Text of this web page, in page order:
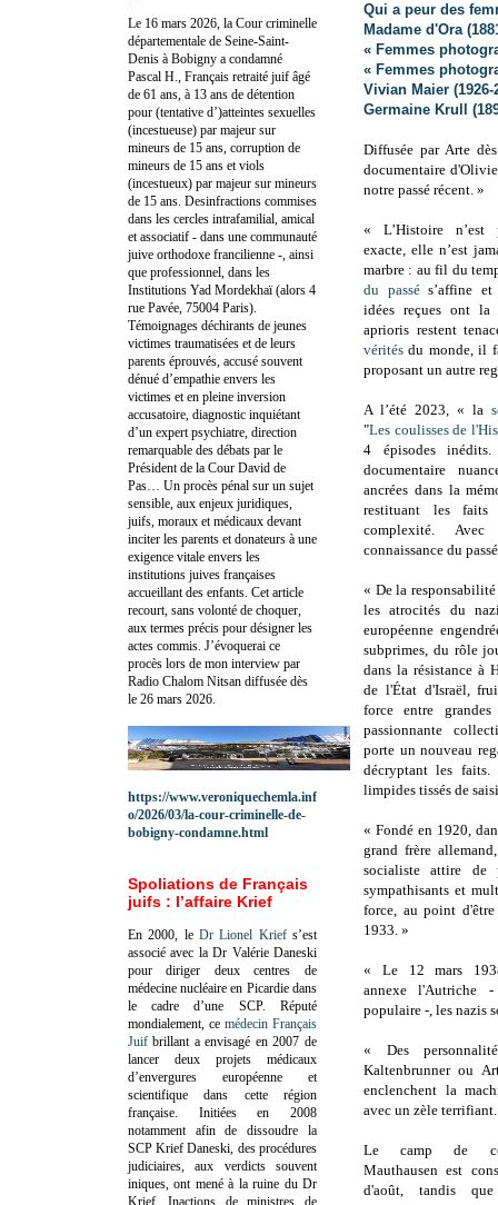
Qui a peur des
Madame d'Ora
« Femmes
« Femmes
Vivian Maier (1926-
Germaine Krull
Diffusée par Arte
documentaire
notre passé récent. »
« L’Histoire n’est
exacte, elle n’est
marbre : au fil du
du passés’affine et
idées reçues ont
aprioris restent
vérités du monde, il
proposant un autre
A l’été 2023, « la
"Les coulisses de
4 épisodes
documentaire
ancrées dans la
restituant les
complexité.
connaissance du
« De la
les atrocités du
européenne
subprimes, du rôle
dans la résistance à
de l'État d'Israël,
force entre grandes
passionnante
porte un nouveau
décryptant les faits.
limpides tissés de
« Fondé en 1920,
grand frère
socialiste attire
sympathisants et
force, au point
1933. »
« Le 12 mars
annexe l'Autriche
populaire -, les nazis
« Des
Kaltenbrunner ou
enclenchent la
avec un zèle
Le camp de
Mauthausen est
d'août, tandis
Le 16 mars 2026, la Cour criminelle
départementale de Seine-Saint-
Denis à Bobigny a condamné
Pascal H., Français retraité juif âgé
de 61 ans, à 13 ans de détention
pour (tentative d’)atteintes sexuelles
(incestueuse) par majeur sur
mineurs de 15 ans, corruption de
mineurs de 15 ans et viols
(incestueux) par majeur sur mineurs
de 15 ans. Desinfractions commises
dans les cercles intrafamilial, amical
et associatif - dans une communauté
juive orthodoxe francilienne -, ainsi
que professionnel, dans les
Institutions Yad Mordekhaï (alors 4
rue Pavée, 75004 Paris).
Témoignages déchirants de jeunes
victimes traumatisées et de leurs
parents éprouvés, accusé souvent
dénué d’empathie envers les
victimes et en pleine inversion
accusatoire, diagnostic inquiétant
d’un expert psychiatre, direction
remarquable des débats par le
Président de la Cour David de
Pas… Un procès pénal sur un sujet
sensible, aux enjeux juridiques,
juifs, moraux et médicaux devant
inciter les parents et donateurs à une
exigence vitale envers les
institutions juives françaises
accueillant des enfants. Cet article
recourt, sans volonté de choquer,
aux termes précis pour désigner les
actes commis. J’évoquerai ce
procès lors de mon interview par
Radio Chalom Nitsan diffusée dès
le 26 mars 2026.
https://www.veroniquechemla.inf
o/2026/03/la-cour-criminelle-de-
bobigny-condamne.html
Spoliations de Français
juifs : l’affaire Krief
En 2000, le Dr Lionel Kriefs’est
associé avec la Dr Valérie Daneski
pour diriger deux centres de
médecine nucléaire en Picardie dans
le cadre d’une SCP. Réputé
mondialement, ce médecin Français
Juif brillant a envisagé en 2007 de
lancer deux projets médicaux
d’envergures européenne et
scientifique dans cette région
française. Initiées en 2008
notamment afin de dissoudre la
SCP Krief Daneski, des procédures
judiciaires, aux verdicts souvent
iniques, ont mené à la ruine du Dr
Krief.Inactions de ministres de